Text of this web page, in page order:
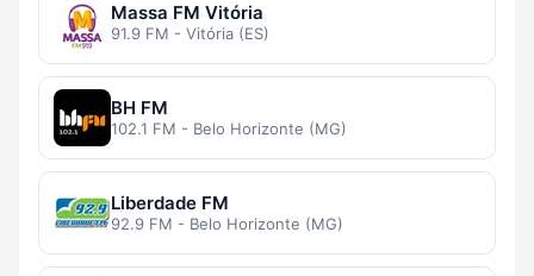
Massa FM Vitória
91.9 FM - Vitória (ES)
BH FM
102.1 FM - Belo Horizonte (MG)
Liberdade FM
92.9 FM - Belo Horizonte (MG)